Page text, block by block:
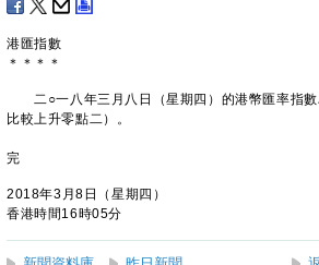
港匯指數
＊ ＊ ＊ ＊
二○一八年三月八日（星期四）的港幣匯率指數
比較上升零點二）。
完
2018年3月8日（星期四）
香港時間16時05分